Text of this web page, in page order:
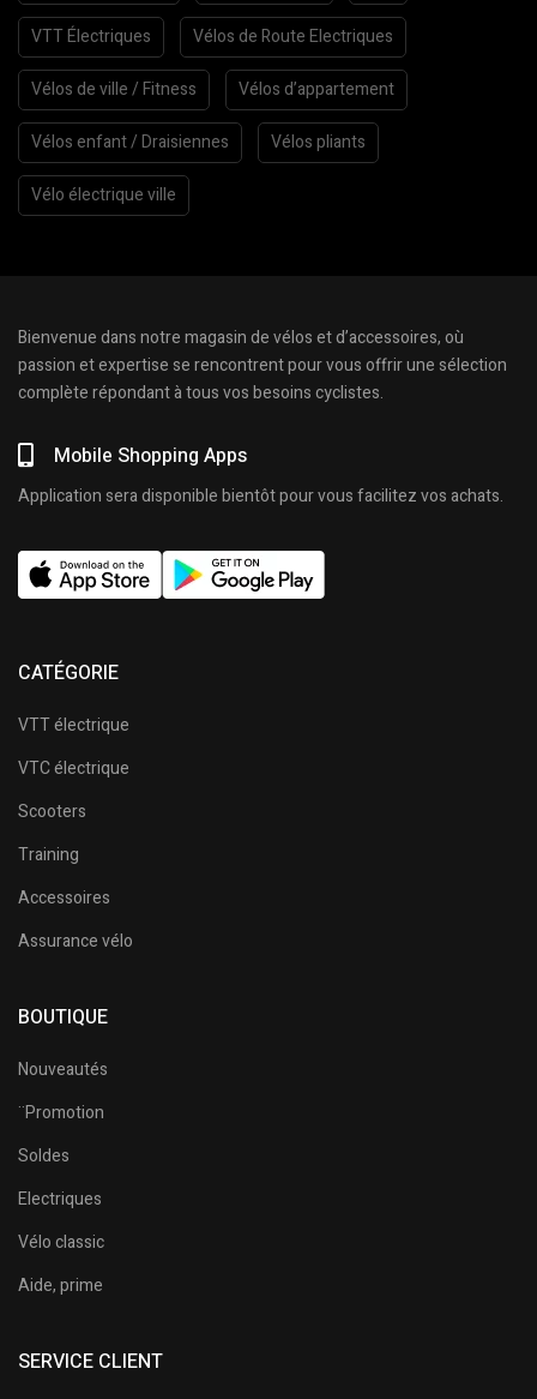
VTT Électriques Vélos de Route Electriques
Vélos de ville / Fitness Vélos d’appartement
Vélos enfant / Draisiennes Vélos pliants
Vélo électrique ville
Bienvenue dans notre magasin de vélos et d’accessoires, où
passion et expertise se rencontrent pour vous offrir une sélection
complète répondant à tous vos besoins cyclistes.
Mobile Shopping Apps
Application sera disponible bientôt pour vous facilitez vos achats.
CATÉGORIE
VTT électrique
VTC électrique
Scooters
Training
Accessoires
Assurance vélo
BOUTIQUE
Nouveautés
¨Promotion
Soldes
Electriques
Vélo classic
Aide, prime
SERVICE CLIENT